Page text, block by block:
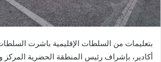
بتعليمات من السلطات الإقليمية باشرت
أكادير، بإشراف رئيس المنطقة الحضرية المركز